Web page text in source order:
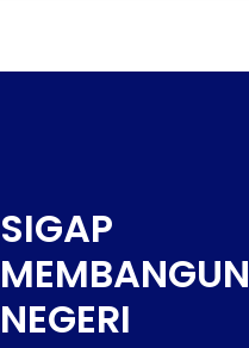
SIGAP
MEMBANGUN
NEGERI